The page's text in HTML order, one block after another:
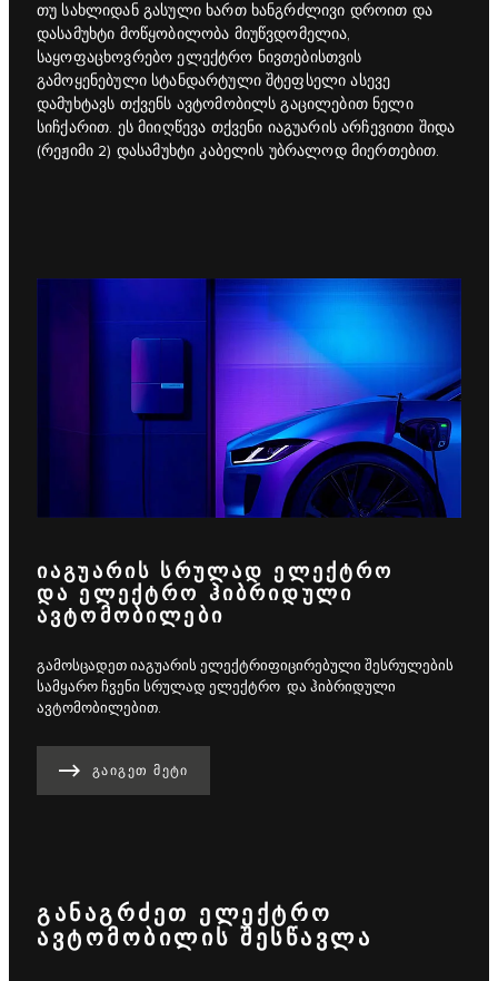
თუ სახლიდან გასული ხართ ხანგრძლივი დროით და
დასამუხტი მოწყობილობა მიუწვდომელია,
საყოფაცხოვრებო ელექტრო ნივთებისთვის
გამოყენებული სტანდარტული შტეფსელი ასევე
დამუხტავს თქვენს ავტომობილს გაცილებით ნელი
სიჩქარით. ეს მიიღწევა თქვენი იაგუარის არჩევითი შიდა
(რეჟიმი 2) დასამუხტი კაბელის უბრალოდ მიერთებით.
ᲘᲐᲒᲣᲐᲠᲘᲡ ᲡᲠᲣᲚᲐᲓ ᲔᲚᲔᲥᲢᲠᲝ
ᲓᲐ ᲔᲚᲔᲥᲢᲠᲝ ᲰᲘᲑᲠᲘᲓᲣᲚᲘ
ᲐᲕᲢᲝᲛᲝᲑᲘᲚᲔᲑᲘ
გამოსცადეთ იაგუარის ელექტრიფიცირებული შესრულების
სამყარო ჩვენი სრულად ელექტრო და ჰიბრიდული
ავტომობილებით.
ᲒᲐᲘᲒᲔᲗ ᲛᲔᲢᲘ
ᲒᲐᲜᲐᲒᲠᲫᲔᲗ ᲔᲚᲔᲥᲢᲠᲝ
ᲐᲕᲢᲝᲛᲝᲑᲘᲚᲘᲡ ᲨᲔᲡᲬᲐᲕᲚᲐ